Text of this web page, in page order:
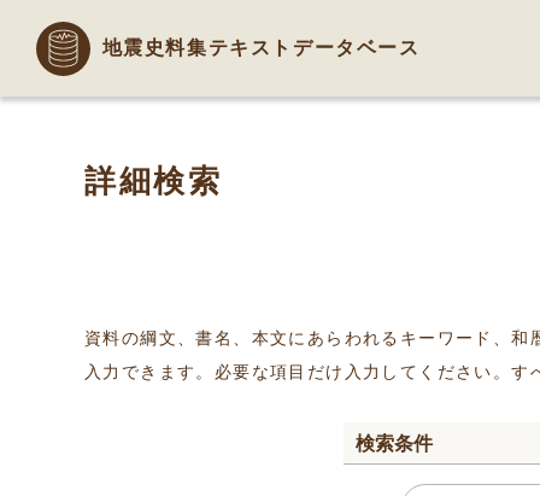
地震史料集テキストデータベース
詳細検索
資料の綱文、書名、本文にあらわれるキーワード、
入力できます。必要な項目だけ入力してください。
検索条件